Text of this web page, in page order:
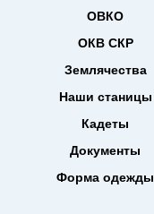
ОВКО
ОКВ СКР
Землячества
Наши станицы
Кадеты
Документы
Форма одежды